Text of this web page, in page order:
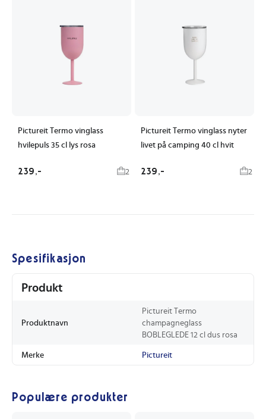
Pictureit Termo vinglass
hvilepuls 35 cl lys rosa
239,- 2
Pictureit Termo vinglass nyter
livet på camping 40 cl hvit
239,- 2
Spesifikasjon
Produkt
Produktnavn
Pictureit Termo
champagneglass
BOBLEGLEDE 12 cl dus rosa
Merke Pictureit
Populære produkter